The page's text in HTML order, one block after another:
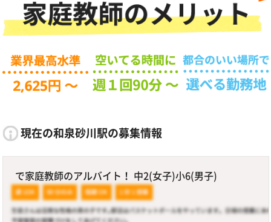
現在の和泉砂川駅の募集情報
で家庭教師のアルバイト！ 中2(女子)小6(男子)